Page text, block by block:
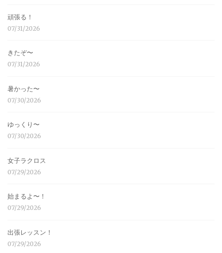
頑張る！
07/31/2026
きたぞ〜
07/31/2026
暑かった〜
07/30/2026
ゆっくり〜
07/30/2026
女子ラクロス
07/29/2026
始まるよ〜！
07/29/2026
出張レッスン！
07/29/2026